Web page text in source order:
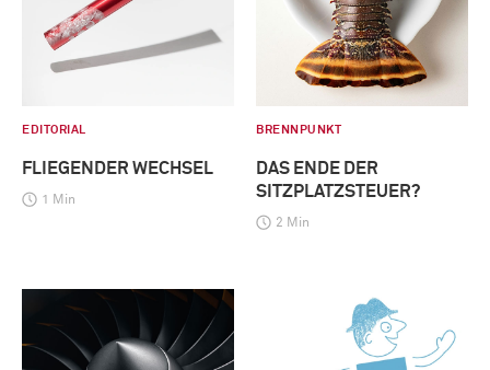
EDITORIAL
FLIEGENDER WECHSEL
1 Min
BRENNPUNKT
DAS ENDE DER
SITZPLATZSTEUER?
2 Min